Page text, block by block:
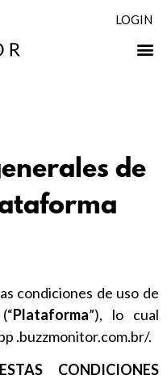
LOGIN
de
condiciones de uso de
Plataforma”), lo cual
.buzzmonitor.com.br/.
CONDICIONES